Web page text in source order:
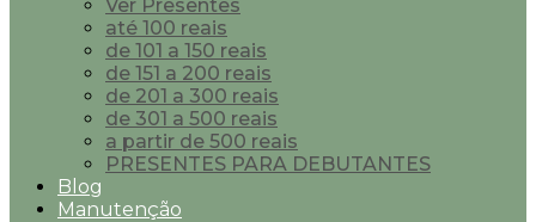
Ver Presentes
até 100 reais
de 101 a 150 reais
de 151 a 200 reais
de 201 a 300 reais
de 301 a 500 reais
a partir de 500 reais
PRESENTES PARA DEBUTANTES
Blog
Manutenção